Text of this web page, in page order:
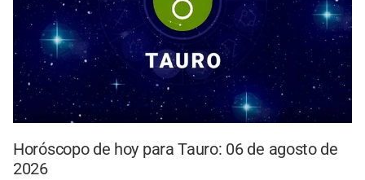
Horóscopo de hoy para Tauro: 06 de agosto de
2026